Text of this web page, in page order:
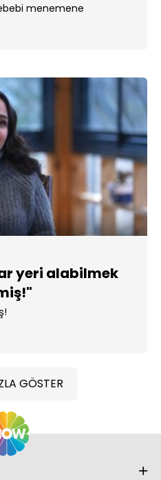
menemene
yeri alabilmek
GÖSTER